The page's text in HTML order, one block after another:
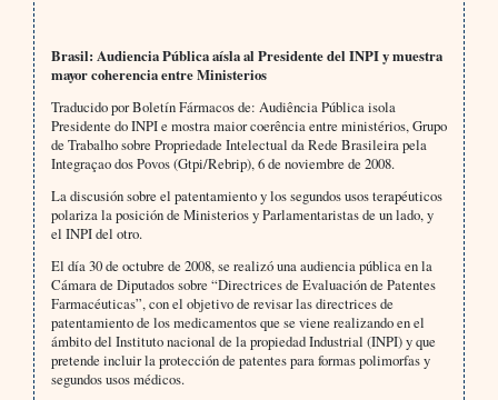
Brasil: Audiencia Pública aísla al Presidente del INPI y muestra
mayor coherencia entre Ministerios
Traducido por Boletín Fármacos de: Audiência Pública isola
Presidente do INPI e mostra maior coerência entre ministérios, Grupo
de Trabalho sobre Propriedade Intelectual da Rede Brasileira pela
Integraçao dos Povos (Gtpi/Rebrip), 6 de noviembre de 2008.
La discusión sobre el patentamiento y los segundos usos terapéuticos
polariza la posición de Ministerios y Parlamentaristas de un lado, y
el INPI del otro.
El día 30 de octubre de 2008, se realizó una audiencia pública en la
Cámara de Diputados sobre “Directrices de Evaluación de Patentes
Farmacéuticas”, con el objetivo de revisar las directrices de
patentamiento de los medicamentos que se viene realizando en el
ámbito del Instituto nacional de la propiedad Industrial (INPI) y que
pretende incluir la protección de patentes para formas polimorfas y
segundos usos médicos.